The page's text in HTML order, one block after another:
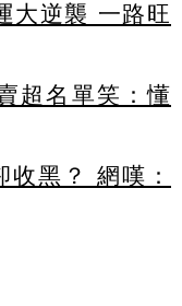
大逆襲 一路旺
超名單笑：懂
黑？ 網嘆：